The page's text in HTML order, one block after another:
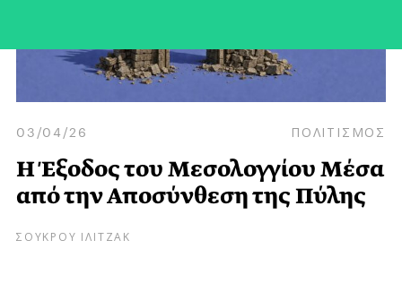
03/04/26 ΠΟΛΙΤΙΣΜΟΣ
Η Έξοδος του Μεσολογγίου Μέσα
από την Αποσύνθεση της Πύλης
ΣΟΥΚΡΟΥ ΙΛΙΤΖΑΚ